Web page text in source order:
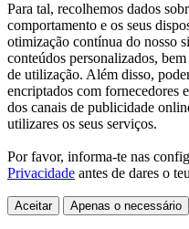
Para tal, recolhemos dados
comportamento e os seus
otimização contínua do nosso
conteúdos personalizados,
de utilização. Além disso,
encriptados com fornecedores
dos canais de publicidade
utilizares os seus serviços.
Por favor, informa-te nas
Privacidade antes de dares o
Aceitar Apenas o necessário